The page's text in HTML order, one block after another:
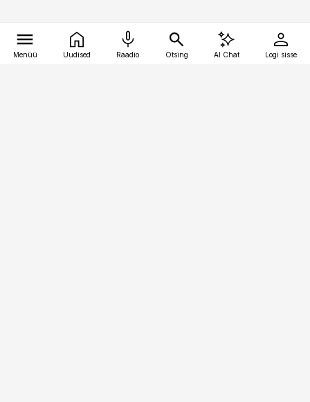
Menüü Uudised Raadio Otsing AI Chat Logi sisse